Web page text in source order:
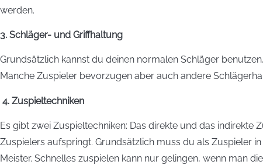
werden.
3. Schläger- und Griffhaltung
Grundsätzlich kannst du deinen normalen Schläger
Manche Zuspieler bevorzugen aber auch andere
4. Zuspieltechniken
Es gibt zwei Zuspieltechniken: Das direkte und das
Zuspielers aufspringt. Grundsätzlich muss du als Zuspieler
Meister. Schnelles zuspielen kann nur gelingen, wenn man